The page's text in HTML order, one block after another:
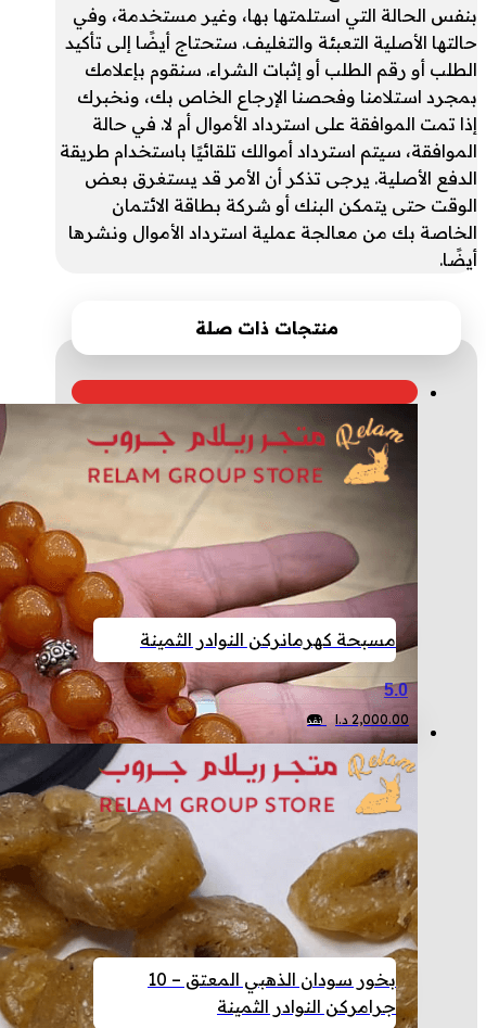
بنفس الحالة التي استلمتها بها، وغير مستخدمة، وفي
حالتها الأصلية التعبئة والتغليف. ستحتاج أيضًا إلى تأكيد
الطلب أو رقم الطلب أو إثبات الشراء. سنقوم بإعلامك
بمجرد استلامنا وفحصنا الإرجاع الخاص بك، ونخبرك
إذا تمت الموافقة على استرداد الأموال أم لا. في حالة
الموافقة، سيتم استرداد أموالك تلقائيًا باستخدام طريقة
الدفع الأصلية. يرجى تذكر أن الأمر قد يستغرق بعض
الوقت حتى يتمكن البنك أو شركة بطاقة الائتمان
الخاصة بك من معالجة عملية استرداد الأموال ونشرها
أيضًا.
منتجات ذات صلة
مسبحة كهرمانركن النوادر الثمينة
5.0
2,000.00 د.ا نفد
بخور سودان الذهبي المعتق – 10
جرامركن النوادر الثمينة